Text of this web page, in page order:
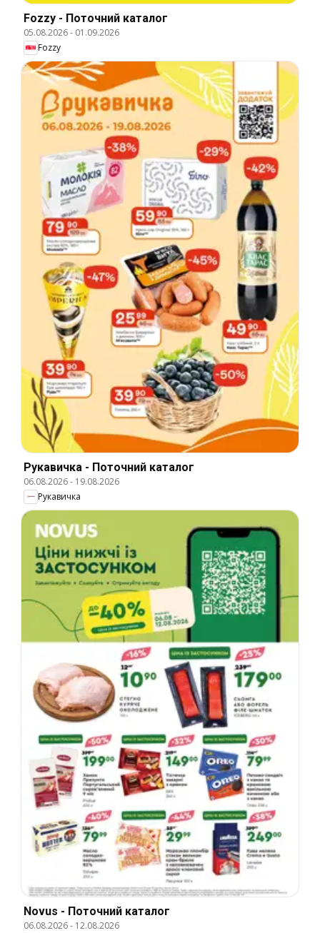
Fozzy - Поточний каталог
05.08.2026- 01.09.2026
Fozzy
Рукавичка - Поточний каталог
06.08.2026- 19.08.2026
Рукавичка
Novus - Поточний каталог
06.08.2026- 12.08.2026